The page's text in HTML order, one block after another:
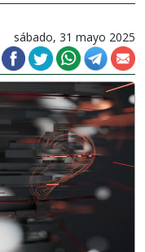
sábado, 31 mayo 2025